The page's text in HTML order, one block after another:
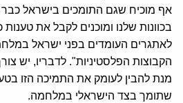
אף מוכיח שגם התומכים בישראל כבר
בכוונות שלנו ומוכנים לקבל את טענות
לאתגרים העומדים בפני ישראל
הקבוצות הפלסטיניות". לדבריו, יש
מנת להבין לעומק את התמיכה הזו
שתומך בצד הישראלי במלחמה.